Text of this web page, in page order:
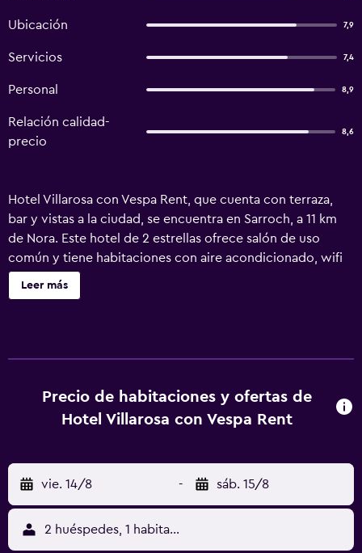
Ubicación 7,9
Servicios 7,4
Personal 8,9
Relación calidad-
precio
8,6
Hotel Villarosa con Vespa Rent, que cuenta con terraza,
bar y vistas a la ciudad, se encuentra en Sarroch, a 11 km
de Nora. Este hotel de 2 estrellas ofrece salón de uso
común y tiene habitaciones con aire acondicionado, wifi
gratis y baño privado. El alojamiento ofrece cajero
automático y guardaequipaje. En el hotel, todas las
está a 27 km. El aeropuerto (Aeropuerto de Cagliari Elmas)
está a 32 km.
Leer más
Precio de habitaciones y ofertas de
Hotel Villarosa con Vespa Rent
vie. 14/8 - sáb. 15/8
2 huéspedes, 1 habitación